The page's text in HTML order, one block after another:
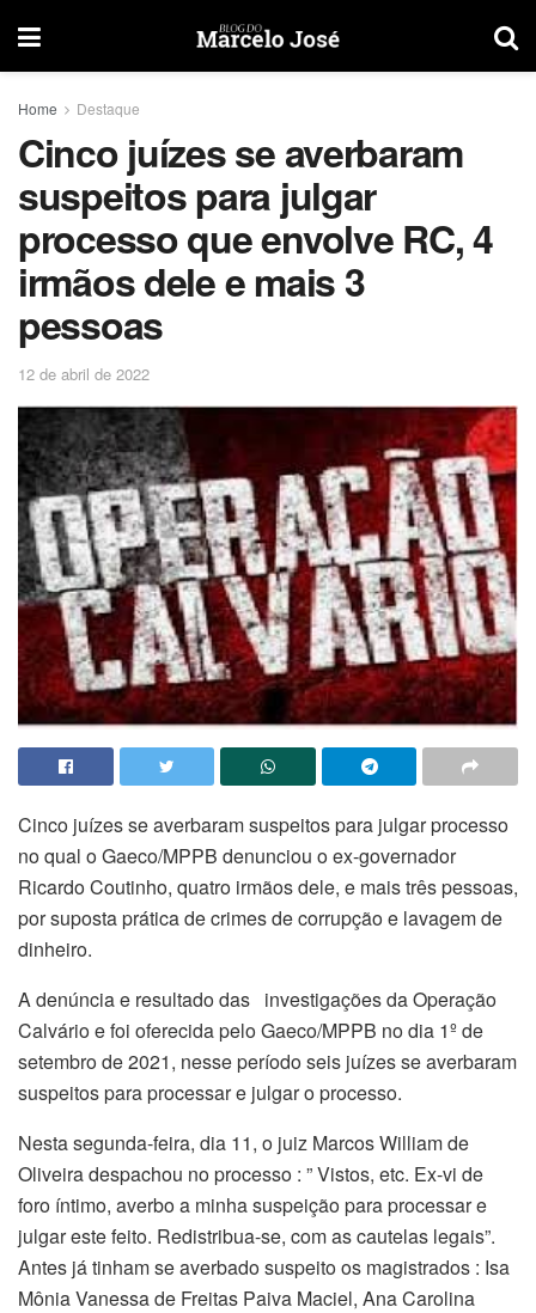
Home Destaque
Cinco juízes se averbaram
suspeitos para julgar
processo que envolve RC, 4
irmãos dele e mais 3
pessoas
12 de abril de 2022
Cinco juízes se averbaram suspeitos para julgar processo
no qual o Gaeco/MPPB denunciou o ex-governador
Ricardo Coutinho, quatro irmãos dele, e mais três pessoas,
por suposta prática de crimes de corrupção e lavagem de
dinheiro.
A denúncia e resultado das investigações da Operação
Calvário e foi oferecida pelo Gaeco/MPPB no dia 1º de
setembro de 2021, nesse período seis juízes se averbaram
suspeitos para processar e julgar o processo.
Nesta segunda-feira, dia 11, o juiz Marcos William de
Oliveira despachou no processo : ” Vistos, etc. Ex-vi de
foro íntimo, averbo a minha suspeição para processar e
julgar este feito. Redistribua-se, com as cautelas legais”.
Antes já tinham se averbado suspeito os magistrados : Isa
Mônia Vanessa de Freitas Paiva Maciel, Ana Carolina